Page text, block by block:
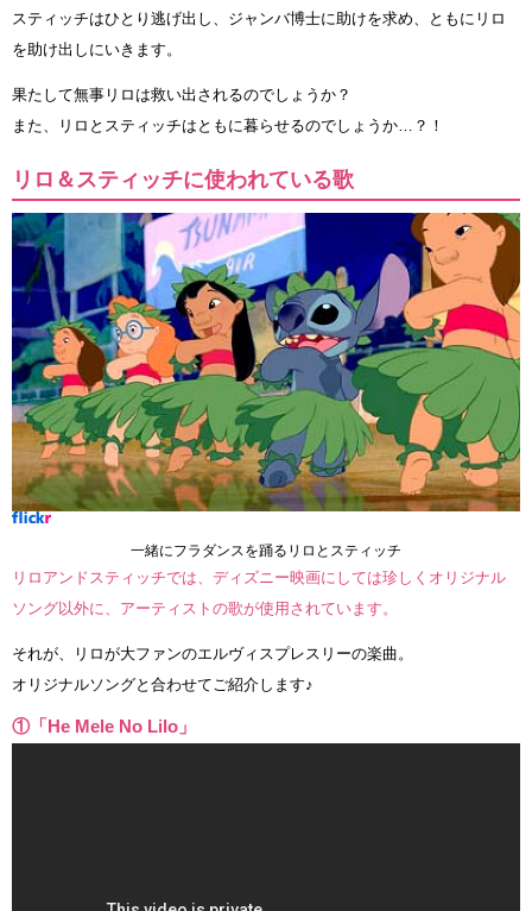
スティッチはひとり逃げ出し、ジャンバ博士に助けを求め、ともにリロ
を助け出しにいきます。
果たして無事リロは救い出されるのでしょうか？
また、リロとスティッチはともに暮らせるのでしょうか…？！
リロ＆スティッチに使われている歌
一緒にフラダンスを踊るリロとスティッチ
リロアンドスティッチでは、ディズニー映画にしては珍しくオリジナル
ソング以外に、アーティストの歌が使用されています。
それが、リロが大ファンのエルヴィスプレスリーの楽曲。
オリジナルソングと合わせてご紹介します♪
①「He Mele No Lilo」